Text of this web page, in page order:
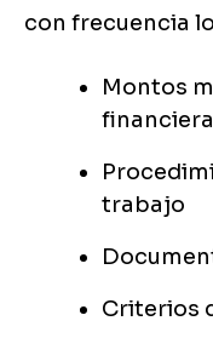
con frecuencia
Montos
financiera
trabajo
Criterios